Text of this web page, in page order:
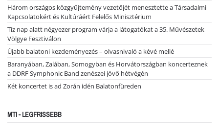
Három országos közgyűjtemény vezetőjét menesztette a Társadalmi
Kapcsolatokért és Kultúráért Felelős Minisztérium
Tíz nap alatt négyezer program várja a látogatókat a 35. Művészetek
Völgye Fesztiválon
Újabb balatoni kezdeményezés – olvasnivaló a kévé mellé
Baranyában, Zalában, Somogyban és Horvátországban koncerteznek
a DDRF Symphonic Band zenészei jövő hétvégén
Két koncertet is ad Zorán idén Balatonfüreden
MTI - LEGFRISSEBB